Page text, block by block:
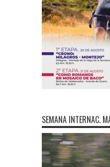
SEMANA INTERNAC.